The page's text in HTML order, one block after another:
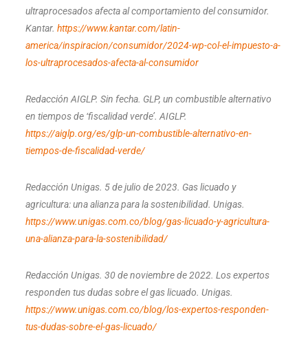
ultraprocesados afecta al comportamiento del consumidor.
Kantar. https://www.kantar.com/latin-
america/inspiracion/consumidor/2024-wp-col-el-impuesto-a-
los-ultraprocesados-afecta-al-consumidor
Redacción AIGLP. Sin fecha. GLP, un combustible alternativo
en tiempos de ‘fiscalidad verde’. AIGLP.
https://aiglp.org/es/glp-un-combustible-alternativo-en-
tiempos-de-fiscalidad-verde/
Redacción Unigas. 5 de julio de 2023. Gas licuado y
agricultura: una alianza para la sostenibilidad. Unigas.
https://www.unigas.com.co/blog/gas-licuado-y-agricultura-
una-alianza-para-la-sostenibilidad/
Redacción Unigas. 30 de noviembre de 2022. Los expertos
responden tus dudas sobre el gas licuado. Unigas.
https://www.unigas.com.co/blog/los-expertos-responden-
tus-dudas-sobre-el-gas-licuado/